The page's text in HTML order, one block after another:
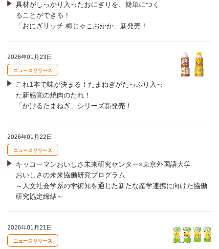
具材がしっかり入ったおにぎりを、簡単につく
ることができる！
「おにぎリッチ 梅じゃこおかか」新発売！
2026年01月23日
ニュースリリース
これ1本で味が決まる！たまねぎがたっぷり入っ
た新感覚の焼肉のたれ！
「かけるたまねぎ」シリーズ新発売！
2026年01月22日
ニュースリリース
キッコーマンおいしさ未来研究センター×東京外国語大学
おいしさの未来協働研究プログラム
～人文社会学系の学術知を通じた新たな産学連携に向けた協働
研究協定締結～
2026年01月21日
ニュースリリース